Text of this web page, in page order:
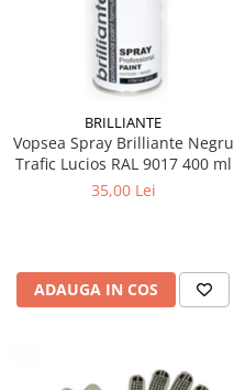
AdBlue
Aditivi Auto
Lichid de Parbriz
Ulei Cutie de Viteze
Uleiuri Hidraulice
BRILLIANTE
Vopsea Spray Brilliante Negru
Trafic Lucios RAL 9017 400 ml
35,00 Lei
ADAUGA IN COS